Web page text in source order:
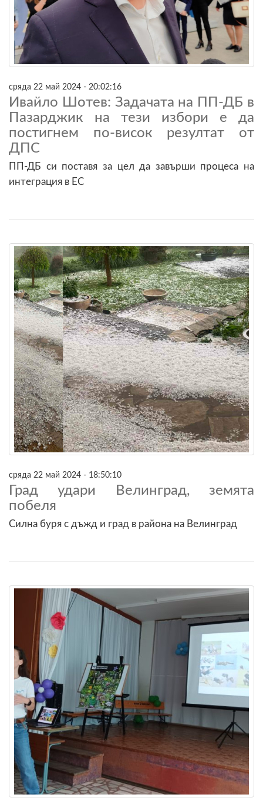
сряда 22 май 2024 - 20:02:16
Ивайло Шотев: Задачата на ПП-ДБ в
Пазарджик на тези избори е да
постигнем по-висок резултат от
ДПС
ПП-ДБ си поставя за цел да завърши процеса на
интеграция в ЕС
сряда 22 май 2024 - 18:50:10
Град удари Велинград, земята
побеля
Силна буря с дъжд и град в района на Велинград